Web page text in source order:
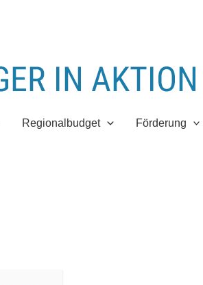
Regionalbudget Förderung